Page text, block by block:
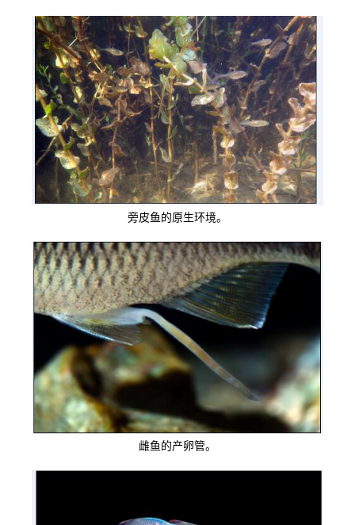
旁皮鱼的原生环境。
雌鱼的产卵管。